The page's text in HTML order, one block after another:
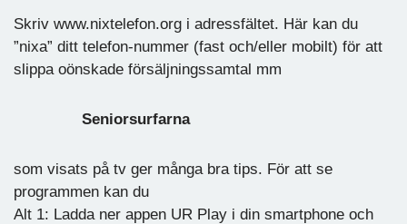
Skriv www.nixtelefon.org i adressfältet. Här kan du
”nixa” ditt telefon-nummer (fast och/eller mobilt) för att
slippa oönskade försäljningssamtal mm
Seniorsurfarna
som visats på tv ger många bra tips. För att se
programmen kan du
Alt 1: Ladda ner appen UR Play i din smartphone och